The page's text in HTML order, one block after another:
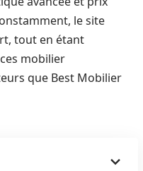
le site
tout en étant
mobilier
que Best Mobilier